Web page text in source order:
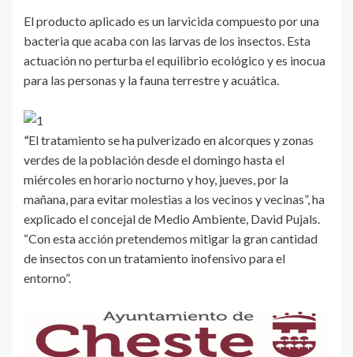
El producto aplicado es un larvicida compuesto por una
bacteria que acaba con las larvas de los insectos. Esta
actuación no perturba el equilibrio ecológico y es inocua
para las personas y la fauna terrestre y acuática.
“El tratamiento se ha pulverizado en alcorques y zonas
verdes de la población desde el domingo hasta el
miércoles en horario nocturno y hoy, jueves, por la
mañana, para evitar molestias a los vecinos y vecinas”, ha
explicado el concejal de Medio Ambiente, David Pujals.
“Con esta acción pretendemos mitigar la gran cantidad
de insectos con un tratamiento inofensivo para el
entorno”.